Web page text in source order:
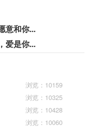
意和你...
爱是你...
浏览：10159
浏览：10325
浏览：10428
浏览：10060